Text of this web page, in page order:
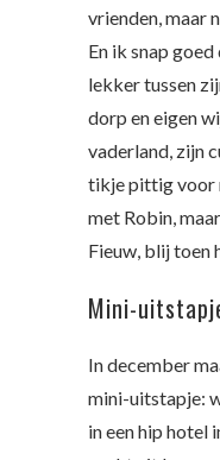
vrienden, maar
En ik snap
lekker tussen
dorp en eigen
vaderland, zijn
tikje pittig voor
met Robin,
Fieuw, blij toen
Mini-
In december
mini-uitstapje:
in een hip hotel